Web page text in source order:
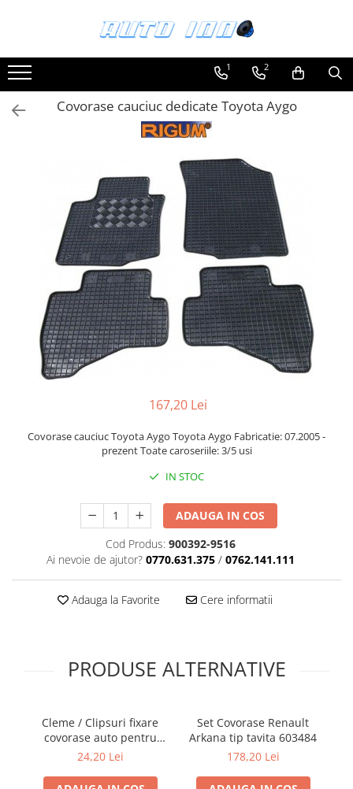
Montaj Sisteme Audio Auto
Accesorii interior
Huse scaun auto dedicate
Odorizant Auto
Plase portbagaj
Tavite portbagaj auto
Pachete Audio
Accesorii Sisteme Audio
Conectica
Cupla carkit
Cupla radio aftermarket
Rame radio 1DIN
Amplificatoare
CD Playere Auto
Conectori Difuzoare
Difuzoare, boxe auto coaxiale
Difuzoare-Sisteme / Componente
Electrice, Electronice Auto
Accesorii alarme auto
Alarme auto Alarme masina
1 2
Covorase cauciuc dedicate Toyota Aygo
167,20 Lei
Covorase cauciuc Toyota Aygo Toyota Aygo Fabricatie: 07.2005 -
prezent Toate caroseriile: 3/5 usi
IN STOC
ADAUGA IN COS
Cod Produs: 900392-9516
Ai nevoie de ajutor? 0770.631.375 / 0762.141.111
Adauga la Favorite Cere informatii
PRODUSE ALTERNATIVE
Cleme / Clipsuri fixare
covorase auto pentru
Renault / Nissan
24,20 Lei
Set Covorase Renault
Arkana tip tavita 603484
178,20 Lei